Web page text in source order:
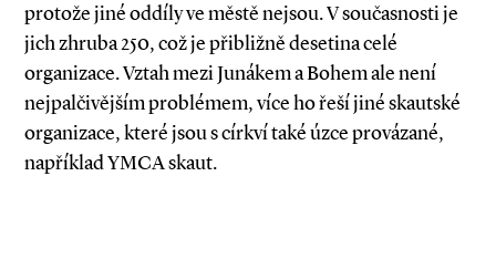
protože jiné oddíly ve městě nejsou. V současnosti je
jich zhruba 250, což je přibližně desetina celé
organizace. Vztah mezi Junákem a Bohem ale není
nejpalčivějším problémem, více ho řeší jiné skautské
organizace, které jsou s církví také úzce provázané,
například YMCA skaut.